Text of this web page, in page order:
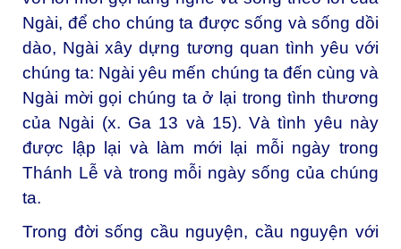
Ngài, để cho chúng ta được sống và sống dồi
dào, Ngài xây dựng tương quan tình yêu với
chúng ta: Ngài yêu mến chúng ta đến cùng và
Ngài mời gọi chúng ta ở lại trong tình thương
của Ngài (x. Ga 13 và 15). Và tình yêu này
được lập lại và làm mới lại mỗi ngày trong
Thánh Lễ và trong mỗi ngày sống của chúng
ta.
Trong đời sống cầu nguyện, cầu nguyện với